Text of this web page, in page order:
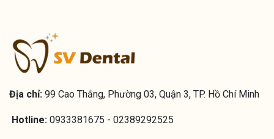
Địa chỉ: 99 Cao Thắng, Phường 03, Quận 3, TP. Hồ Chí Minh
Hotline: 0933381675 - 02389292525